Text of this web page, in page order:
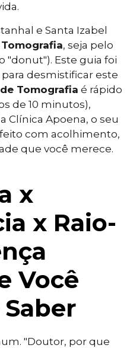
e Santa Izabel
, seja pelo
"donut"). Este guia foi
desmistificar este
Tomografia é rápido
de 10 minutos),
Clínica Apoena, o seu
com acolhimento,
que você merece.
x
x Raio-
Você
"Doutor, por que